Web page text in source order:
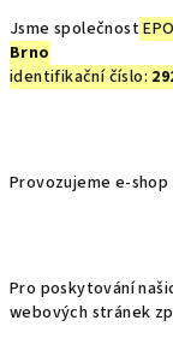
Jsme společnost
Brno
identifikační číslo:
Provozujeme e-
Pro poskytování
webových stránek